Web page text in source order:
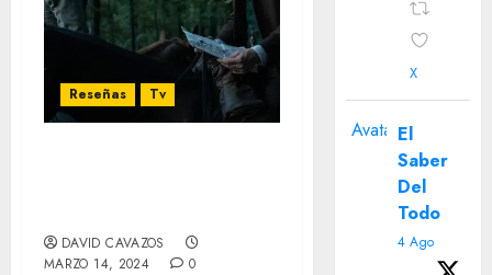
Reseñas Tv
DAVID CAVAZOS
MARZO 14, 2024
0
X
Avatar El
Saber
Del
Todo
4 Ago